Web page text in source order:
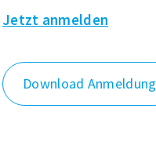
Jetzt anmelden
Download Anmeldung